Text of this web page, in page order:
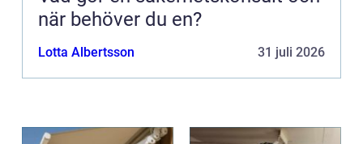
när behöver du en?
Lotta Albertsson 31 juli 2026